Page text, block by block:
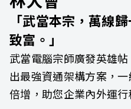
「武當本宗，萬線
致富。」
武當電腦宗師廣發英雄
出最強資通架構方案，
倍增，助您企業內外運行